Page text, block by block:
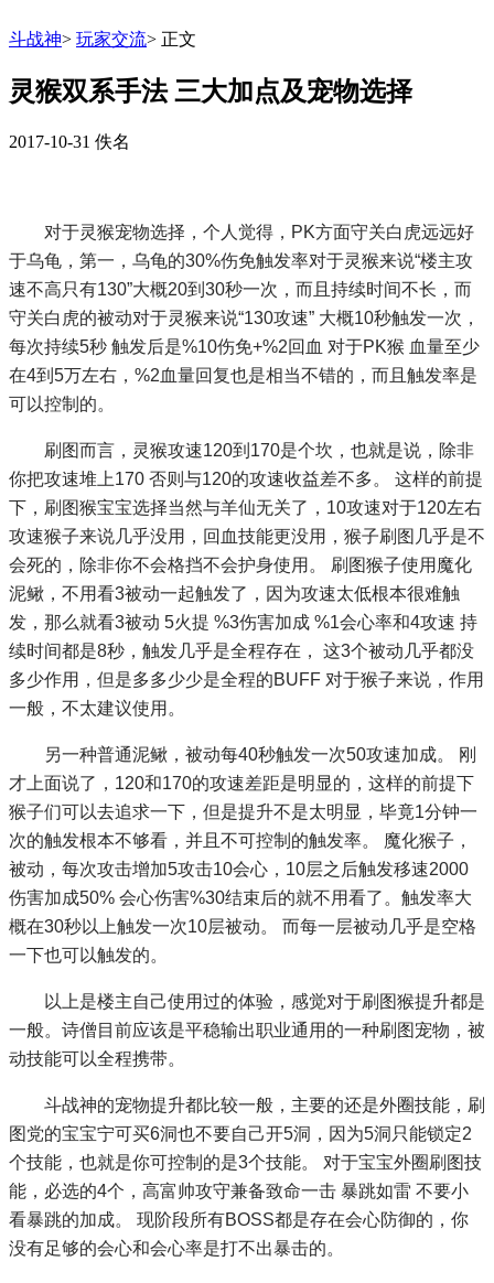
斗战神> 玩家交流> 正文
灵猴双系手法 三大加点及宠物选择
2017-10-31 佚名
对于灵猴宠物选择，个人觉得，PK方面守关白虎远远好
于乌龟，第一，乌龟的30%伤免触发率对于灵猴来说“楼主攻
速不高只有130”大概20到30秒一次，而且持续时间不长，而
守关白虎的被动对于灵猴来说“130攻速” 大概10秒触发一次，
每次持续5秒 触发后是%10伤免+%2回血 对于PK猴 血量至少
在4到5万左右，%2血量回复也是相当不错的，而且触发率是
可以控制的。
刷图而言，灵猴攻速120到170是个坎，也就是说，除非
你把攻速堆上170 否则与120的攻速收益差不多。 这样的前提
下，刷图猴宝宝选择当然与羊仙无关了，10攻速对于120左右
攻速猴子来说几乎没用，回血技能更没用，猴子刷图几乎是不
会死的，除非你不会格挡不会护身使用。 刷图猴子使用魔化
泥鳅，不用看3被动一起触发了，因为攻速太低根本很难触
发，那么就看3被动 5火提 %3伤害加成 %1会心率和4攻速 持
续时间都是8秒，触发几乎是全程存在， 这3个被动几乎都没
多少作用，但是多多少少是全程的BUFF 对于猴子来说，作用
一般，不太建议使用。
另一种普通泥鳅，被动每40秒触发一次50攻速加成。 刚
才上面说了，120和170的攻速差距是明显的，这样的前提下
猴子们可以去追求一下，但是提升不是太明显，毕竟1分钟一
次的触发根本不够看，并且不可控制的触发率。 魔化猴子，
被动，每次攻击增加5攻击10会心，10层之后触发移速2000
伤害加成50% 会心伤害%30结束后的就不用看了。触发率大
概在30秒以上触发一次10层被动。 而每一层被动几乎是空格
一下也可以触发的。
以上是楼主自己使用过的体验，感觉对于刷图猴提升都是
一般。诗僧目前应该是平稳输出职业通用的一种刷图宠物，被
动技能可以全程携带。
斗战神的宠物提升都比较一般，主要的还是外圈技能，刷
图党的宝宝宁可买6洞也不要自己开5洞，因为5洞只能锁定2
个技能，也就是你可控制的是3个技能。 对于宝宝外圈刷图技
能，必选的4个，高富帅攻守兼备致命一击 暴跳如雷 不要小
看暴跳的加成。 现阶段所有BOSS都是存在会心防御的，你
没有足够的会心和会心率是打不出暴击的。